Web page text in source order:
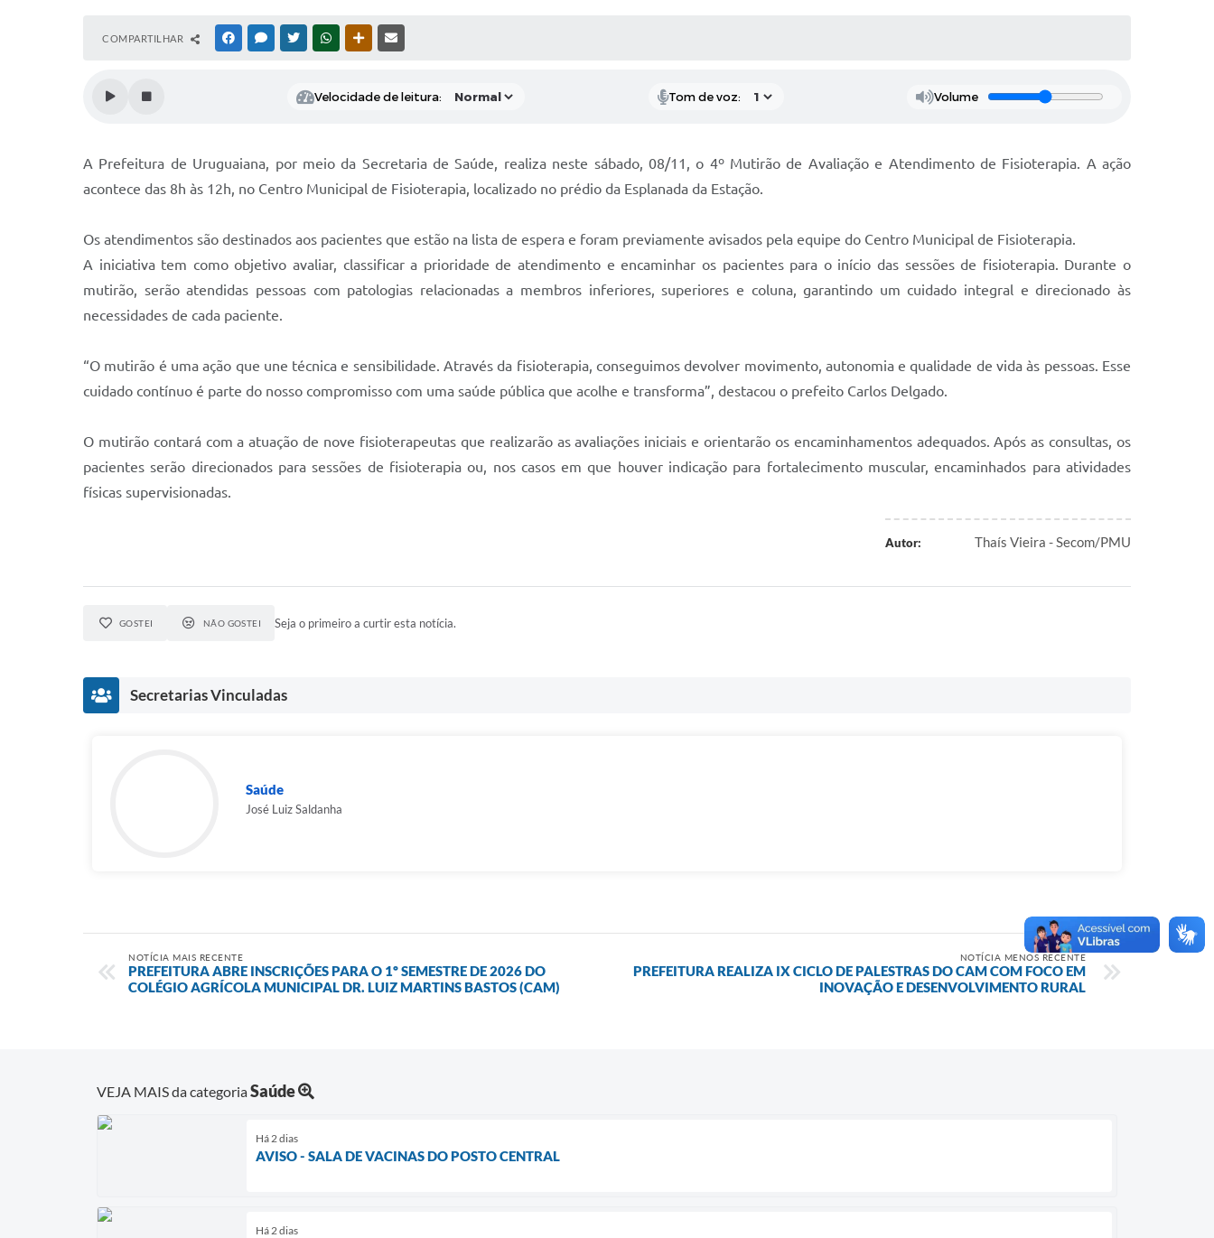
COMPARTILHAR FACEBOOKMESSENGER
TWITTERWHATSAPPOUTRAS MÍDIAS
Velocidade de leitura: Tom de voz: Volume
A Prefeitura de Uruguaiana, por meio da Secretaria de Saúde, realiza neste sábado, 08/11, o 4º Mutirão de Avaliação e Atendimento de Fisioterapia. A ação
acontece das 8h às 12h, no Centro Municipal de Fisioterapia, localizado no prédio da Esplanada da Estação.
Os atendimentos são destinados aos pacientes que estão na lista de espera e foram previamente avisados pela equipe do Centro Municipal de Fisioterapia.
A iniciativa tem como objetivo avaliar, classificar a prioridade de atendimento e encaminhar os pacientes para o início das sessões de fisioterapia. Durante o
mutirão, serão atendidas pessoas com patologias relacionadas a membros inferiores, superiores e coluna, garantindo um cuidado integral e direcionado às
necessidades de cada paciente.
“O mutirão é uma ação que une técnica e sensibilidade. Através da fisioterapia, conseguimos devolver movimento, autonomia e qualidade de vida às pessoas. Esse
cuidado contínuo é parte do nosso compromisso com uma saúde pública que acolhe e transforma”, destacou o prefeito Carlos Delgado.
O mutirão contará com a atuação de nove fisioterapeutas que realizarão as avaliações iniciais e orientarão os encaminhamentos adequados. Após as consultas, os
pacientes serão direcionados para sessões de fisioterapia ou, nos casos em que houver indicação para fortalecimento muscular, encaminhados para atividades
físicas supervisionadas.
Autor: Thaís Vieira - Secom/PMU
GOSTEI NÃO GOSTEI Seja o primeiro a curtir esta notícia.
Secretarias Vinculadas
Saúde
José Luiz Saldanha
NOTÍCIA MAIS RECENTE
PREFEITURA ABRE INSCRIÇÕES PARA O 1º SEMESTRE DE 2026 DO
COLÉGIO AGRÍCOLA MUNICIPAL DR. LUIZ MARTINS BASTOS (CAM)
NOTÍCIA MENOS RECENTE
PREFEITURA REALIZA IX CICLO DE PALESTRAS DO CAM COM FOCO EM
INOVAÇÃO E DESENVOLVIMENTO RURAL
VEJA MAIS da categoriaSaúde
Há 2 dias
AVISO - SALA DE VACINAS DO POSTO CENTRAL
Há 2 dias